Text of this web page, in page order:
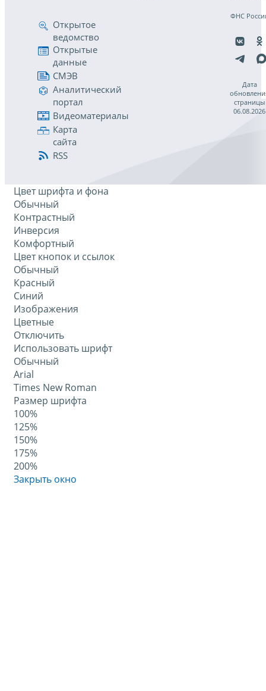
Открытое
ведомство
Открытые
данные
СМЭВ
Аналитический
портал
Видеоматериалы
Карта
сайта
RSS
ФНС
Дата
страницы
06.08.2026
Цвет шрифта и фона
Обычный
Контрастный
Инверсия
Комфортный
Цвет кнопок и ссылок
Обычный
Красный
Синий
Изображения
Цветные
Отключить
Использовать шрифт
Обычный
Arial
Times New Roman
Размер шрифта
100%
125%
150%
175%
200%
Закрыть окно